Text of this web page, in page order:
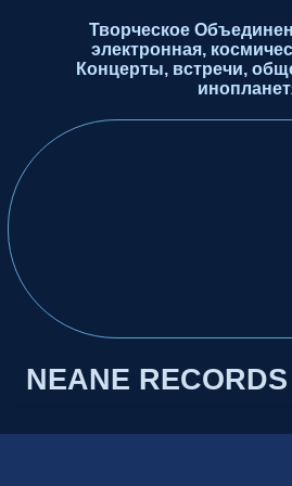
Творческое
электронная,
Концерты, встречи,
NEANE RECORDS